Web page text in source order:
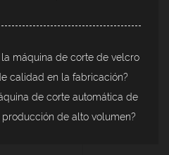
la máquina de corte de velcro
calidad en la fabricación?
de corte automática de
de alto volumen?